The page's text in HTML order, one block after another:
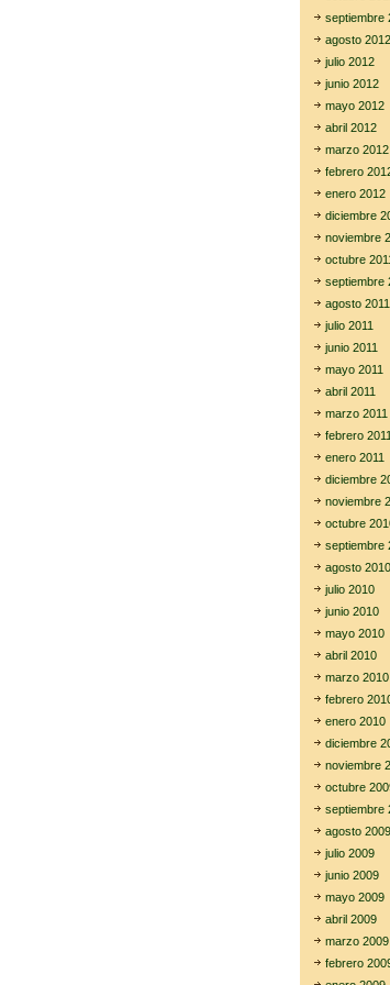
septiembre
agosto 2012
julio 2012
junio 2012
mayo 2012
abril 2012
marzo 2012
febrero
enero 2012
diciembre
noviembre
octubre
septiembre
agosto 2011
julio 2011
junio 2011
mayo 2011
abril 2011
marzo 2011
febrero 2011
enero 2011
diciembre
noviembre
octubre
septiembre
agosto 2010
julio 2010
junio 2010
mayo 2010
abril 2010
marzo 2010
febrero
enero 2010
diciembre
noviembre
octubre
septiembre
agosto 2009
julio 2009
junio 2009
mayo 2009
abril 2009
marzo 2009
febrero